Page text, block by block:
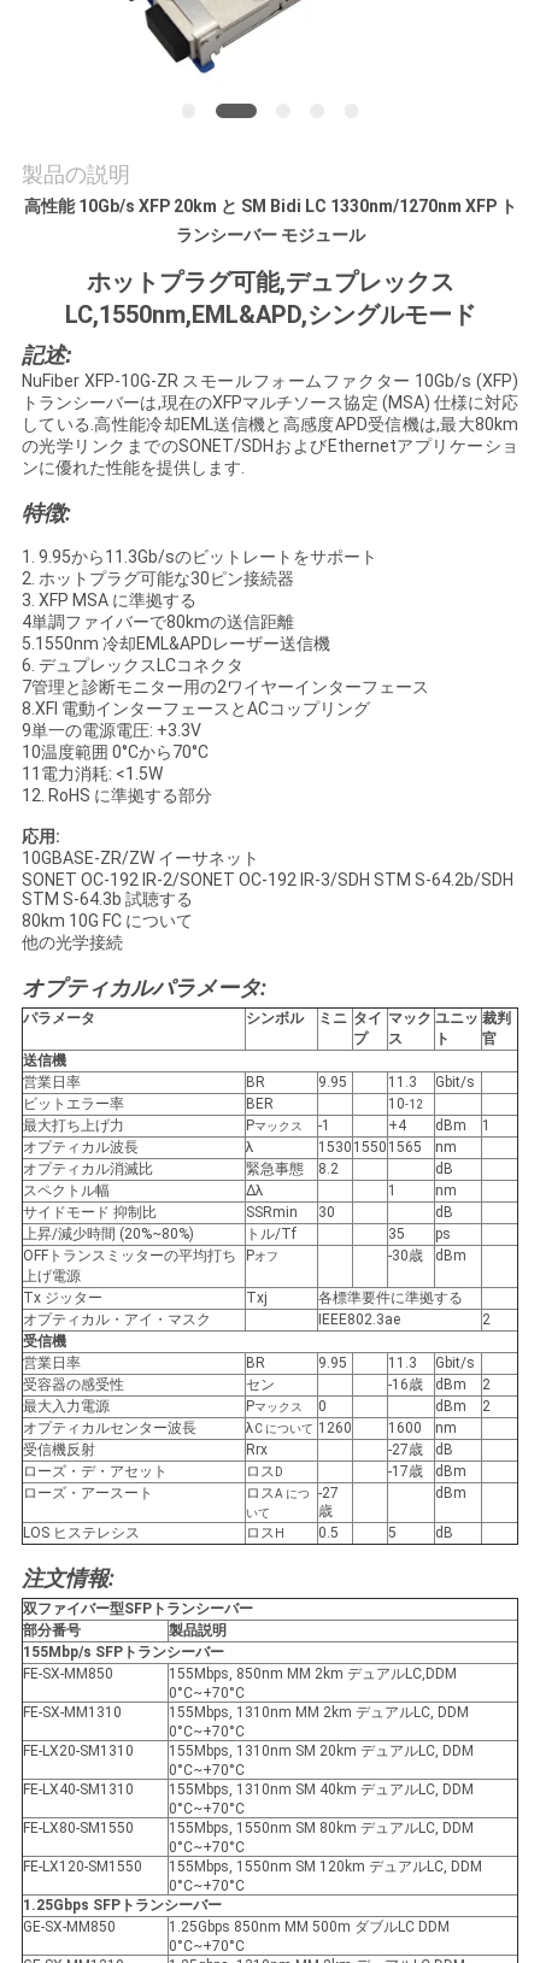
絡
さ
い
ニ
ュ
ー
ス
引
用
を
要
求
し
な
さ
い
地
図
プ
ラ
イ
バ
シ
ー
ポ
リ
シ
ー
製品の説明
高性能 10Gb/s XFP 20km と SM Bidi LC 1330nm/1270nm XFP ト
ランシーバー モジュール
ホットプラグ可能,デュプレックス
LC,1550nm,EML&APD,シングルモード
記述:
NuFiber XFP-10G-ZR スモールフォームファクター 10Gb/s (XFP)
トランシーバーは,現在のXFPマルチソース協定 (MSA) 仕様に対応
している.高性能冷却EML送信機と高感度APD受信機は,最大80km
の光学リンクまでのSONET/SDHおよびEthernetアプリケーショ
ンに優れた性能を提供します.
特徴:
1. 9.95から11.3Gb/sのビットレートをサポート
2. ホットプラグ可能な30ピン接続器
3. XFP MSA に準拠する
4単調ファイバーで80kmの送信距離
5.1550nm 冷却EML&APDレーザー送信機
6. デュプレックスLCコネクタ
7管理と診断モニター用の2ワイヤーインターフェース
8.XFI 電動インターフェースとACコップリング
9単一の電源電圧: +3.3V
10温度範囲 0°Cから70°C
11電力消耗: <1.5W
12. RoHS に準拠する部分
応用:
10GBASE-ZR/ZW イーサネット
SONET OC-192 IR-2/SONET OC-192 IR-3/SDH STM S-64.2b/SDH
STM S-64.3b 試聴する
80km 10G FC について
他の光学接続
オプティカルパラメータ:
パラメータ シンボル ミニ タイ
プ
マック
ス
ユニッ
ト
裁判
官
送信機
営業日率
BR 9.95 11.3
Gbit/s
ビットエラー率
BER 10-12
最大打ち上げ力 Pマックス -1 +4 dBm
1
オプティカル波長
λ 1530 1550 1565
nm
オプティカル消滅比
緊急事態 8.2
dB
スペクトル幅
Δλ 1
nm
サイドモード 抑制比
SSRmin 30
dB
上昇/減少時間 (20%~80%)
トル/Tf 35
ps
OFFトランスミッターの平均打ち
上げ電源
Pオフ -30歳 dBm
Tx ジッター Txj
各標準要件に準拠する
オプティカル・アイ・マスク
IEEE802.3ae
2
受信機
営業日率
BR 9.95 11.3
Gbit/s
受容器の感受性
セン -16歳 dBm
2
最大入力電源
Pマックス 0 dBm
2
オプティカルセンター波長
λC について 1260 1600
nm
受信機反射
Rrx -27歳
dB
ローズ・デ・アセット
ロス D -17歳
dBm
ローズ・アースート
ロスA につ
いて
-27
歳
dBm
LOS ヒステレシス ロス H 0.5 5 dB
注文情報:
双ファイバー型SFPトランシーバー
部分番号
製品説明
155Mbp/s SFPトランシーバー
FE-SX-MM850
155Mbps, 850nm MM 2km デュアルLC,DDM
0°C~+70°C
FE-SX-MM1310
155Mbps, 1310nm MM 2km デュアルLC, DDM
0°C~+70°C
FE-LX20-SM1310
155Mbps, 1310nm SM 20km デュアルLC, DDM
0°C~+70°C
FE-LX40-SM1310
155Mbps, 1310nm SM 40km デュアルLC, DDM
0°C~+70°C
FE-LX80-SM1550
155Mbps, 1550nm SM 80km デュアルLC, DDM
0°C~+70°C
FE-LX120-SM1550
155Mbps, 1550nm SM 120km デュアルLC, DDM
0°C~+70°C
1.25Gbps SFPトランシーバー
GE-SX-MM850
1.25Gbps 850nm MM 500m ダブルLC DDM
0°C~+70°C